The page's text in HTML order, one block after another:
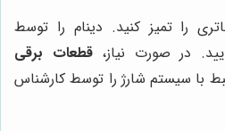
را تمیز کنید. دینام را توسط
در صورت نیاز، قطعات برقی
با سیستم شارژ را توسط کارشناس